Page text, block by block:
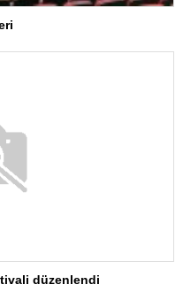
düzenlendi